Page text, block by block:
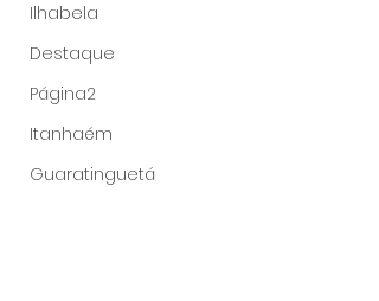
Ilhabela
Destaque
Página2
Itanhaém
Guaratinguetá